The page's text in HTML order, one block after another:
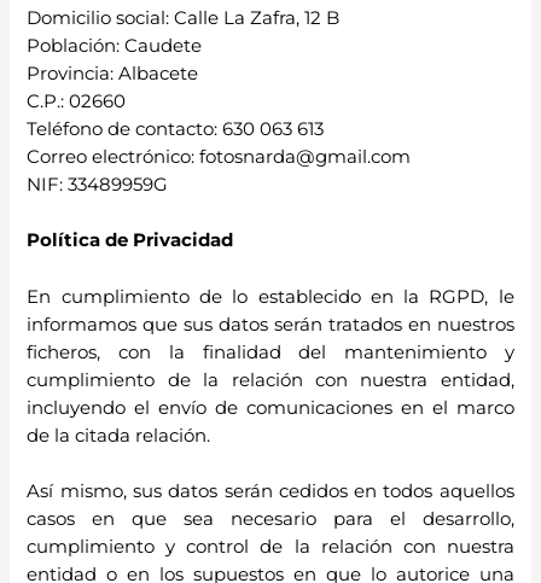
Domicilio social: Calle La Zafra, 12 B
Población: Caudete
Provincia: Albacete
C.P.: 02660
Teléfono de contacto: 630 063 613
Correo electrónico: fotosnarda@gmail.com
NIF: 33489959G
Política de Privacidad
En cumplimiento de lo establecido en la RGPD, le
informamos que sus datos serán tratados en nuestros
ficheros, con la finalidad del mantenimiento y
cumplimiento de la relación con nuestra entidad,
incluyendo el envío de comunicaciones en el marco
de la citada relación.
Así mismo, sus datos serán cedidos en todos aquellos
casos en que sea necesario para el desarrollo,
cumplimiento y control de la relación con nuestra
entidad o en los supuestos en que lo autorice una